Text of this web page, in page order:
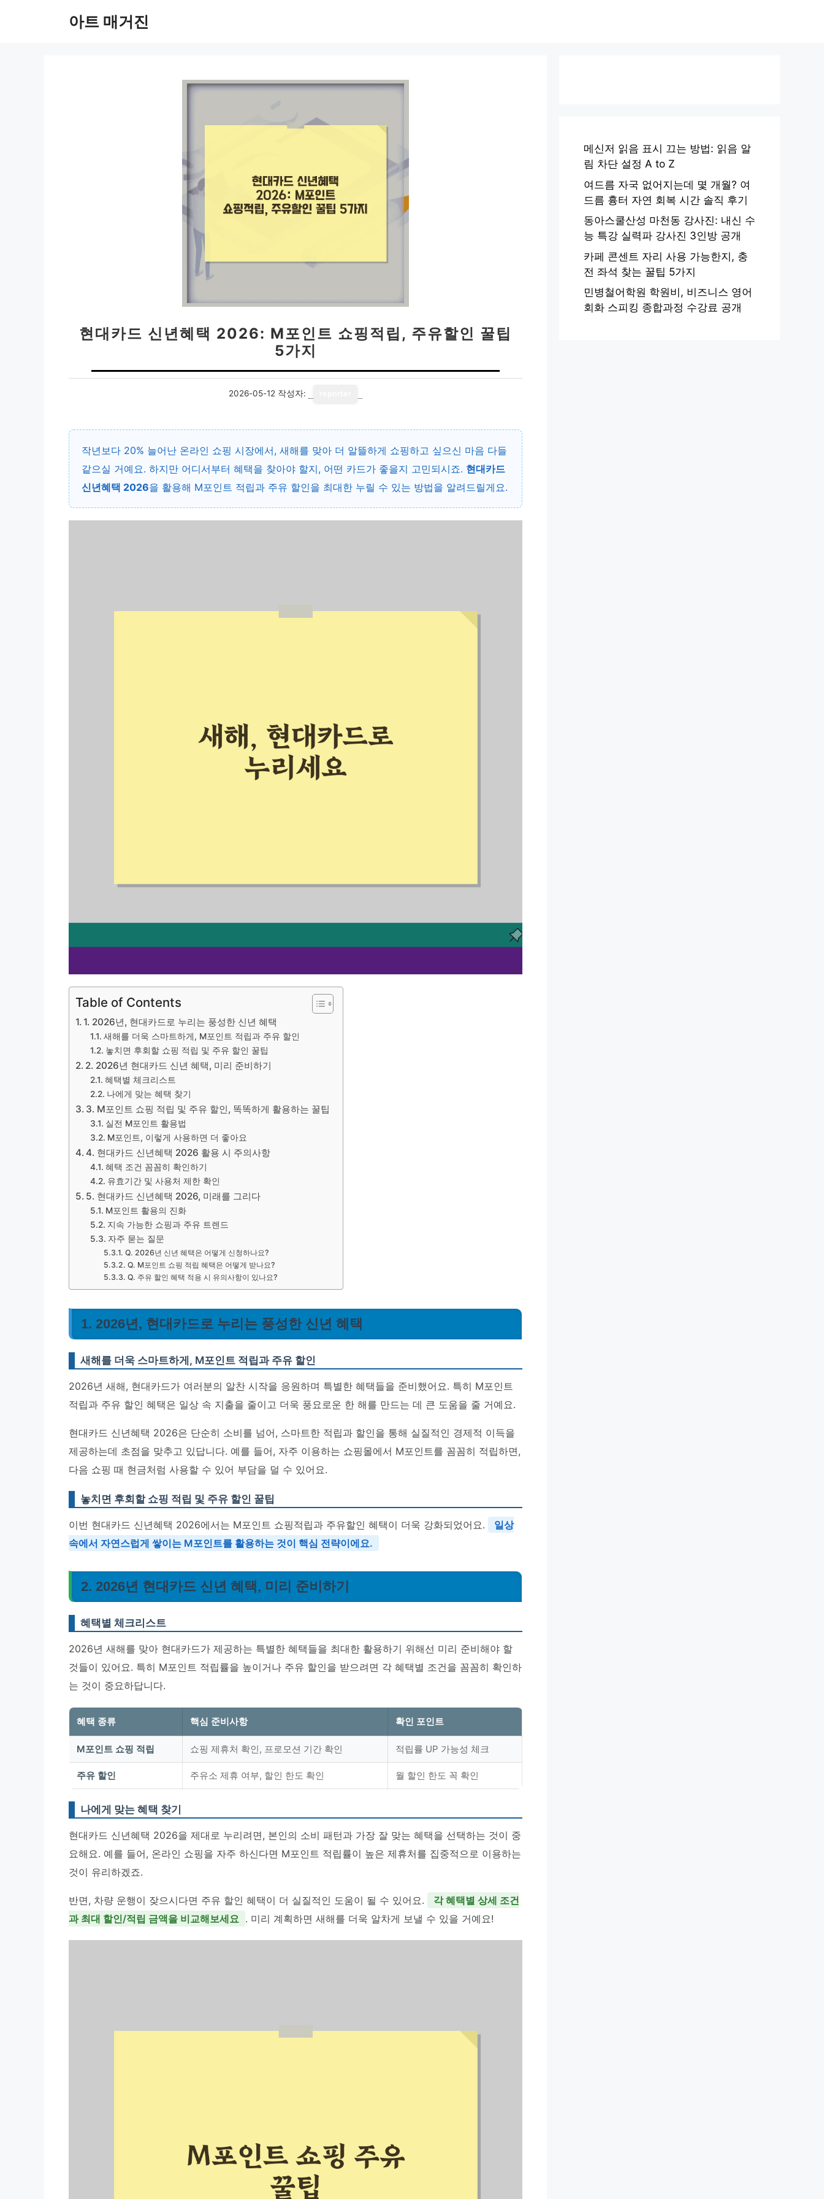
아트 매거진
현대카드 신년혜택 2026: M포인트 쇼핑적립, 주유할인 꿀팁
5가지
2026-05-12 작성자:
작년보다 20% 늘어난 온라인 쇼핑 시장에서, 새해를 맞아 더 알뜰하게 쇼핑하고 싶으신 마음 다들
같으실 거예요. 하지만 어디서부터 혜택을 찾아야 할지, 어떤 카드가 좋을지 고민되시죠. 현대카드
신년혜택 2026을 활용해 M포인트 적립과 주유 할인을 최대한 누릴 수 있는 방법을 알려드릴게요.
Table of Contents
1. 2026년, 현대카드로 누리는 풍성한 신년 혜택
새해를 더욱 스마트하게, M포인트 적립과 주유 할인
놓치면 후회할 쇼핑 적립 및 주유 할인 꿀팁
2. 2026년 현대카드 신년 혜택, 미리 준비하기
혜택별 체크리스트
나에게 맞는 혜택 찾기
3. M포인트 쇼핑 적립 및 주유 할인, 똑똑하게 활용하는 꿀팁
실전 M포인트 활용법
M포인트, 이렇게 사용하면 더 좋아요
4. 현대카드 신년혜택 2026 활용 시 주의사항
혜택 조건 꼼꼼히 확인하기
유효기간 및 사용처 제한 확인
5. 현대카드 신년혜택 2026, 미래를 그리다
M포인트 활용의 진화
지속 가능한 쇼핑과 주유 트렌드
자주 묻는 질문
Q. 2026년 신년 혜택은 어떻게 신청하나요?
Q. M포인트 쇼핑 적립 혜택은 어떻게 받나요?
Q. 주유 할인 혜택 적용 시 유의사항이 있나요?
1. 2026년, 현대카드로 누리는 풍성한 신년 혜택
새해를 더욱 스마트하게, M포인트 적립과 주유 할인
2026년 새해, 현대카드가 여러분의 알찬 시작을 응원하며 특별한 혜택들을 준비했어요. 특히 M포인트
적립과 주유 할인 혜택은 일상 속 지출을 줄이고 더욱 풍요로운 한 해를 만드는 데 큰 도움을 줄 거예요.
현대카드 신년혜택 2026은 단순히 소비를 넘어, 스마트한 적립과 할인을 통해 실질적인 경제적 이득을
제공하는데 초점을 맞추고 있답니다. 예를 들어, 자주 이용하는 쇼핑몰에서 M포인트를 꼼꼼히 적립하면,
다음 쇼핑 때 현금처럼 사용할 수 있어 부담을 덜 수 있어요.
놓치면 후회할 쇼핑 적립 및 주유 할인 꿀팁
이번 현대카드 신년혜택 2026에서는 M포인트 쇼핑적립과 주유할인 혜택이 더욱 강화되었어요.
일상
속에서 자연스럽게 쌓이는 M포인트를 활용하는 것이 핵심 전략이에요.
2. 2026년 현대카드 신년 혜택, 미리 준비하기
혜택별 체크리스트
2026년 새해를 맞아 현대카드가 제공하는 특별한 혜택들을 최대한 활용하기 위해선 미리 준비해야 할
것들이 있어요. 특히 M포인트 적립률을 높이거나 주유 할인을 받으려면 각 혜택별 조건을 꼼꼼히 확인하
는 것이 중요하답니다.
혜택 종류 핵심 준비사항 확인 포인트
M포인트 쇼핑 적립 쇼핑 제휴처 확인, 프로모션 기간 확인 적립률 UP 가능성 체크
주유 할인 주유소 제휴 여부, 할인 한도 확인 월 할인 한도 꼭 확인
나에게 맞는 혜택 찾기
현대카드 신년혜택 2026을 제대로 누리려면, 본인의 소비 패턴과 가장 잘 맞는 혜택을 선택하는 것이 중
요해요. 예를 들어, 온라인 쇼핑을 자주 하신다면 M포인트 적립률이 높은 제휴처를 집중적으로 이용하는
것이 유리하겠죠.
반면, 차량 운행이 잦으시다면 주유 할인 혜택이 더 실질적인 도움이 될 수 있어요.
각 혜택별 상세 조건
과 최대 할인/적립 금액을 비교해보세요 . 미리 계획하면 새해를 더욱 알차게 보낼 수 있을 거예요!
메신저 읽음 표시 끄는 방법: 읽음 알
림 차단 설정 A to Z
여드름 자국 없어지는데 몇 개월? 여
드름 흉터 자연 회복 시간 솔직 후기
동아스쿨산성 마천동 강사진: 내신 수
능 특강 실력파 강사진 3인방 공개
카페 콘센트 자리 사용 가능한지, 충
전 좌석 찾는 꿀팁 5가지
민병철어학원 학원비, 비즈니스 영어
회화 스피킹 종합과정 수강료 공개